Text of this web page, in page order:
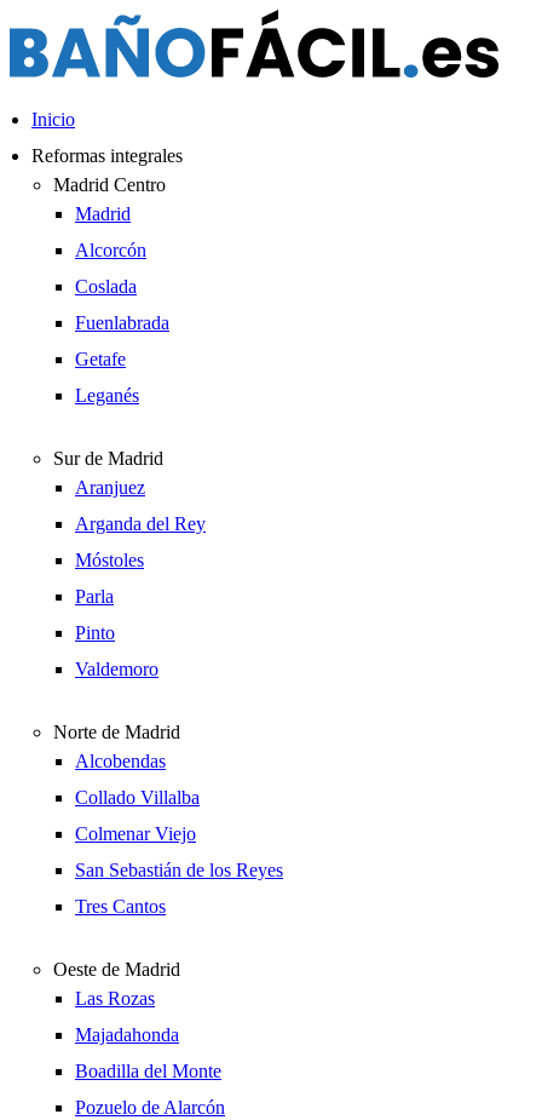
contenido
Inicio
Reformas integrales
Madrid Centro
Madrid
Alcorcón
Coslada
Fuenlabrada
Getafe
Leganés
Sur de Madrid
Aranjuez
Arganda del Rey
Móstoles
Parla
Pinto
Valdemoro
Norte de Madrid
Alcobendas
Collado Villalba
Colmenar Viejo
San Sebastián de los Reyes
Tres Cantos
Oeste de Madrid
Las Rozas
Majadahonda
Boadilla del Monte
Pozuelo de Alarcón